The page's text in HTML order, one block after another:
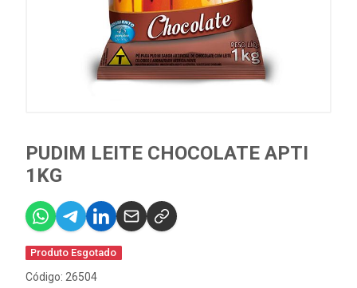
PUDIM LEITE CHOCOLATE APTI
1KG
Produto Esgotado
Código: 26504